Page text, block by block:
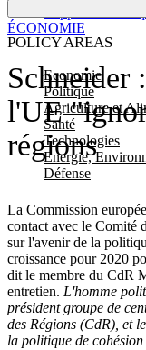
POLICY AREAS
Economie
Politique
Agriculture et
Santé
Technologies
Energie,
Défense
Schneider
l'UE
régions
La Commission
contact avec le Comité
sur l'avenir de la
croissance pour 2020
dit le membre du CdR
entretien. L'homme
président groupe de
des Régions (CdR), et
la politique de
ÉCONOMIE